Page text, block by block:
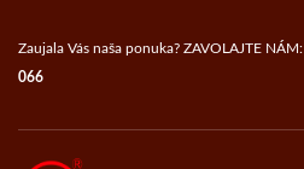
CATEGORIES
Zaujala Vás naša ponuka? ZAVOLAJTE NÁM:
066